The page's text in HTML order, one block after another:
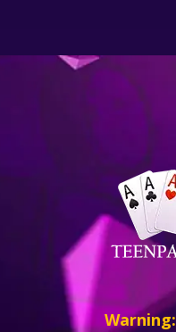
Warning: